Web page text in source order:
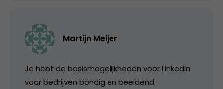
Martijn Meijer
Je hebt de basismogelijkheden voor LinkedIn
voor bedrijven bondig en beeldend